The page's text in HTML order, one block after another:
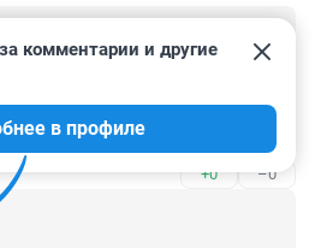
единственном случае - когда
и еще и еще работы, а зп
И таких большинство. От
замедляется, потом
и работодатель идет в
страдает работодатель. Где
+0 –0
комментарии и другие
в профиле